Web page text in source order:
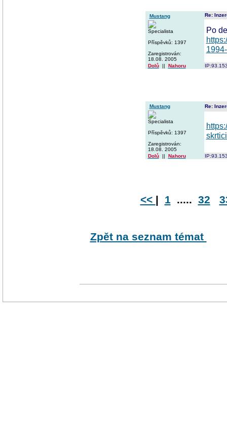
Mustang
Specialista
Příspěvků: 1397
Zaregistrován:
18.08. 2005
Re:
Po
Dolů|| Nahoru
Mustang
Specialista
Příspěvků: 1397
Zaregistrován:
18.08. 2005
Re:
Dolů|| Nahoru
<< | 1..... 32
Zpět na seznam témat